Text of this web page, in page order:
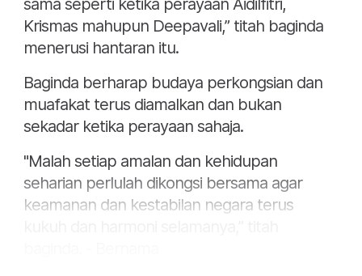
sama seperti ketika perayaan Aidilfitri,
Krismas mahupun Deepavali,” titah baginda
menerusi hantaran itu.
Baginda berharap budaya perkongsian dan
muafakat terus diamalkan dan bukan
sekadar ketika perayaan sahaja.
"Malah setiap amalan dan kehidupan
seharian perlulah dikongsi bersama agar
keamanan dan kestabilan negara terus